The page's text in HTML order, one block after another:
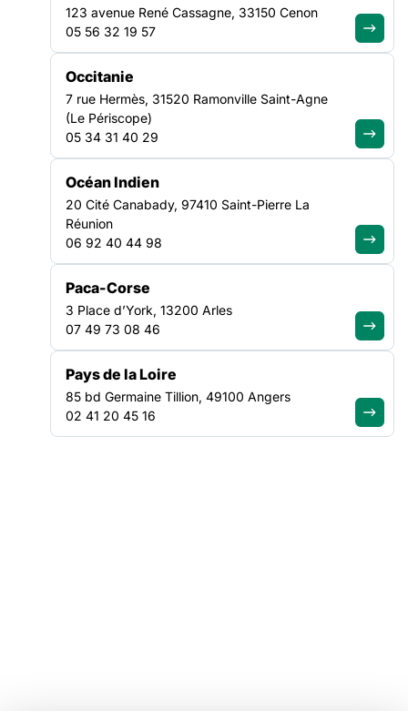
Recevez chaque mois les analyses,
décryptages et positionnements de
la FAS
LA FÉDÉRATION
Nos missions
Nos Fédérations régionales
NOS LUTTES
Tous nos plaidoyers
Tous nos programmes
VOTRE ESPACE
123 avenue René Cassagne, 33150 Cenon
05 56 32 19 57
Occitanie
7 rue Hermès, 31520 Ramonville Saint-Agne
(Le Périscope)
05 34 31 40 29
Océan Indien
20 Cité Canabady, 97410 Saint-Pierre La
Réunion
06 92 40 44 98
Paca-Corse
3 Place d’York, 13200 Arles
07 49 73 08 46
Pays de la Loire
85 bd Germaine Tillion, 49100 Angers
02 41 20 45 16